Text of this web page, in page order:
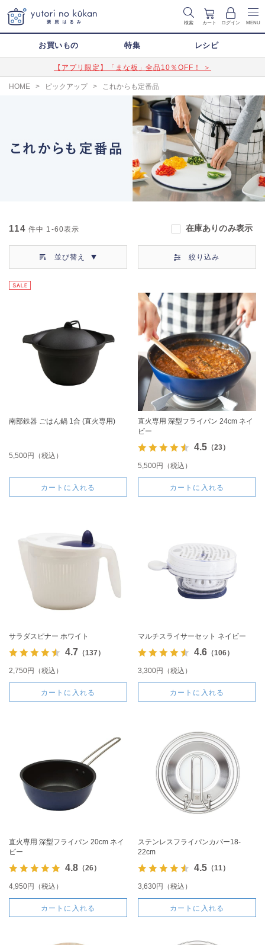
検索 カート ログイン MENU
お買いもの 特集 レシピ
【アプリ限定】「まな板」全品10％OFF！ ＞
HOME > ピックアップ > これからも定番品
114 件中 1-60表示 在庫ありのみ表示
並び替え 絞り込み
南部鉄器 ごはん鍋 1合 (直火専用)
5,500円（税込）
カートに入れる
直火専用 深型フライパン 24cm ネイ
ビー
4.5（23）
5,500円（税込）
カートに入れる
サラダスピナー ホワイト
4.7 （137）
2,750円（税込）
カートに入れる
マルチスライサーセット ネイビー
4.6（106）
3,300円（税込）
カートに入れる
直火専用 深型フライパン 20cm ネイ
ビー
4.8（26）
4,950円（税込）
カートに入れる
ステンレスフライパンカバー18-
22cm
4.5（11）
3,630円（税込）
カートに入れる